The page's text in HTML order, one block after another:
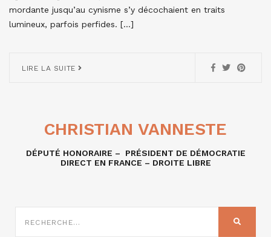
mordante jusqu’au cynisme s’y décochaient en traits
lumineux, parfois perfides. […]
LIRE LA SUITE
CHRISTIAN VANNESTE
DÉPUTÉ HONORAIRE – PRÉSIDENT DE DÉMOCRATIE
DIRECT EN FRANCE – DROITE LIBRE
SUR